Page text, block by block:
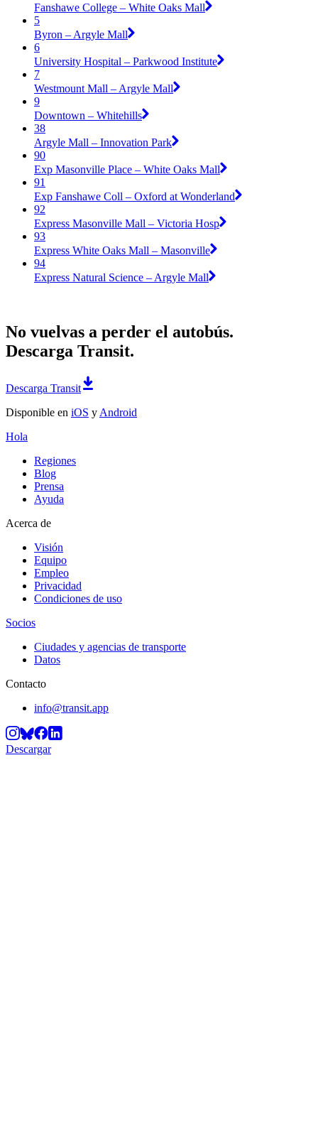
Fanshawe College – White Oaks Mall
5
Byron – Argyle Mall
6
University Hospital – Parkwood Institute
7
Westmount Mall – Argyle Mall
9
Downtown – Whitehills
38
Argyle Mall – Innovation Park
90
Exp Masonville Place – White Oaks Mall
91
Exp Fanshawe Coll – Oxford at Wonderland
92
Express Masonville Mall – Victoria Hosp
93
Express White Oaks Mall – Masonville
94
Express Natural Science – Argyle Mall
No vuelvas a perder el autobús.
Descarga Transit.
Descarga Transit
Disponible en iOS y Android
Hola
Regiones
Blog
Prensa
Ayuda
Acerca de
Visión
Equipo
Empleo
Privacidad
Condiciones de uso
Socios
Ciudades y agencias de transporte
Datos
Contacto
info@transit.app
Descargar